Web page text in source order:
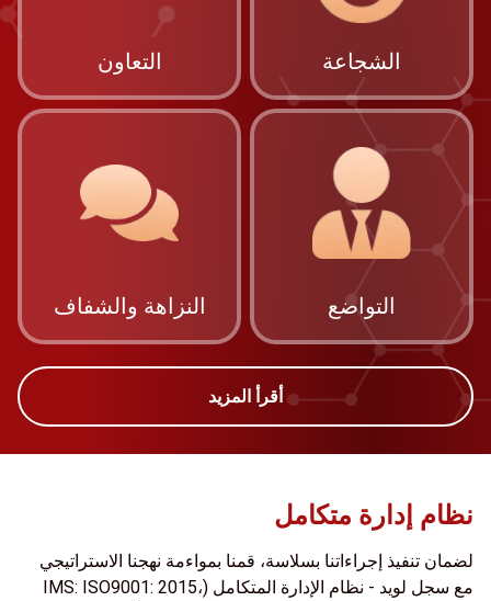
الشجاعة التعاون
التواضع النزاهة والشفاف
أقرأ المزيد
نظام إدارة متكامل
لضمان تنفيذ إجراءاتنا بسلاسة، قمنا بمواءمة نهجنا الاستراتيجي
مع سجل لويد - نظام الإدارة المتكامل (IMS: ISO9001: 2015،